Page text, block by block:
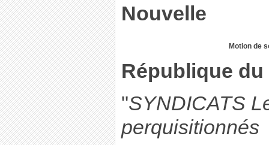
Motion de
Nouvelle
République du
"SYNDICATS
perquisitionnés